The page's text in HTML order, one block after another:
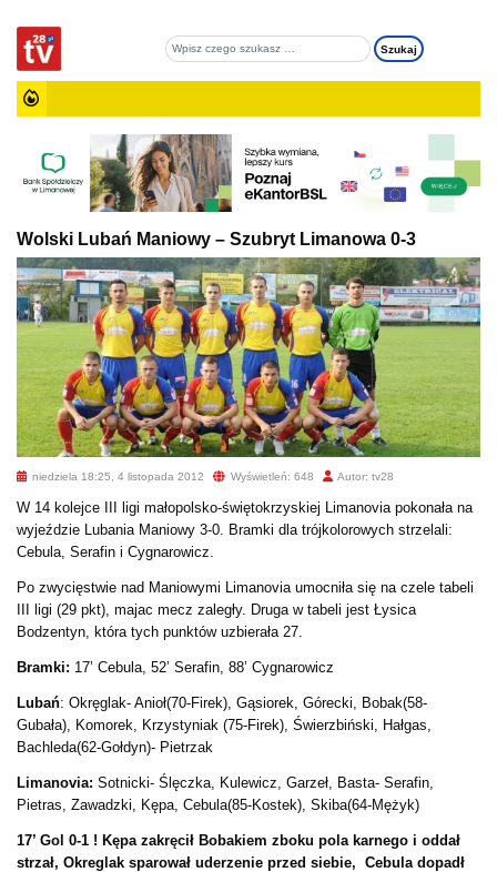
Wolski Lubań Maniowy – Szubryt Limanowa 0-3
niedziela 18:25, 4 listopada 2012 Wyświetleń: 648 Autor: tv28
W 14 kolejce III ligi małopolsko-świętokrzyskiej Limanovia pokonała na
wyjeździe Lubania Maniowy 3-0. Bramki dla trójkolorowych strzelali:
Cebula, Serafin i Cygnarowicz.
Po zwycięstwie nad Maniowymi Limanovia umocniła się na czele tabeli
III ligi (29 pkt), majac mecz zaległy. Druga w tabeli jest Łysica
Bodzentyn, która tych punktów uzbierała 27.
Bramki: 17’ Cebula, 52’ Serafin, 88’ Cygnarowicz
Lubań: Okręglak- Anioł(70-Firek), Gąsiorek, Górecki, Bobak(58-
Gubała), Komorek, Krzystyniak (75-Firek), Świerzbiński, Hałgas,
Bachleda(62-Gołdyn)- Pietrzak
Limanovia: Sotnicki- Ślęczka, Kulewicz, Garzeł, Basta- Serafin,
Pietras, Zawadzki, Kępa, Cebula(85-Kostek), Skiba(64-Mężyk)
17’ Gol 0-1 ! Kępa zakręcił Bobakiem zboku pola karnego i oddał
strzał, Okreglak sparował uderzenie przed siebie, Cebula dopadł